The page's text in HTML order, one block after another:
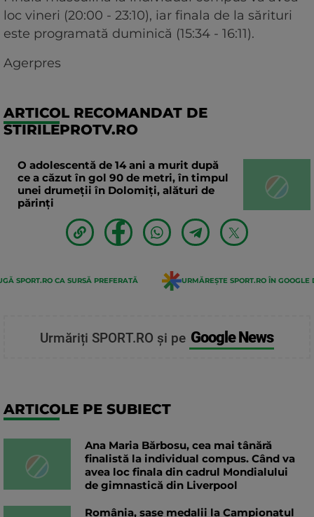
loc vineri (20:00 - 23:10), iar finala de la sărituri
este programată duminică (15:34 - 16:11).
Agerpres
ARTICOL RECOMANDAT DE
STIRILEPROTV.RO
O adolescentă de 14 ani a murit după
ce a căzut în gol 90 de metri, în timpul
unei drumeții în Dolomiți, alături de
părinți
SPORT.RO CA SURSĂ PREFERATĂ URMĂREȘTE SPORT.RO ÎN GOOGLE
Urmăriți SPORT.RO și pe Google News
ARTICOLE PE SUBIECT
Ana Maria Bărbosu, cea mai tânără
finalistă la individual compus. Când va
avea loc finala din cadrul Mondialului
de gimnastică din Liverpool
România, șase medalii la Campionatul